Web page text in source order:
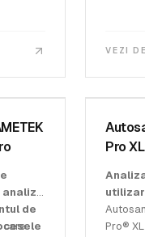
VEZI
de
care
AMETEK
Pro
Pro®